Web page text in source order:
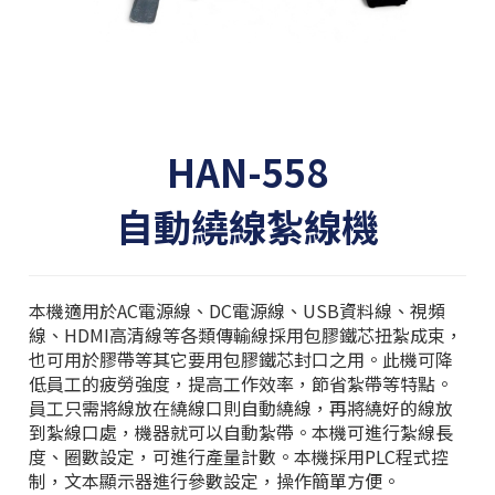
HAN-558
自動繞線紮線機
本機適用於AC電源線、DC電源線、USB資料線、視頻
線、HDMI高清線等各類傳輸線採用包膠鐵芯扭紮成束，
也可用於膠帶等其它要用包膠鐵芯封口之用。此機可降
低員工的疲勞強度，提高工作效率，節省紮帶等特點。
員工只需將線放在繞線口則自動繞線，再將繞好的線放
到紮線口處，機器就可以自動紮帶。本機可進行紮線長
度、圈數設定，可進行產量計數。本機採用PLC程式控
制，文本顯示器進行參數設定，操作簡單方便。